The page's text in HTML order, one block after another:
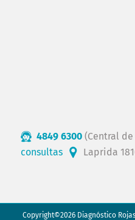
4849 6300 (Central
consultas
Laprida
Copyright©2026 Diagnóstico